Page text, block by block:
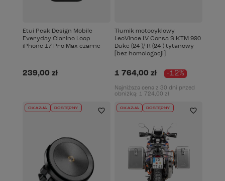
Etui Peak Design Mobile
Everyday Clarino Loop
iPhone 17 Pro Max czarne
239,00 zł
Tłumik motocyklowy
LeoVince LV Corsa S KTM 990
Duke (24-)/ R (24-) tytanowy
[bez homologacji]
1 764,00 zł -12%
Najniższa cena z 30 dni przed
obniżką: 1 724,00 zł
OKAZJA DOSTĘPNY OKAZJA DOSTĘPNY